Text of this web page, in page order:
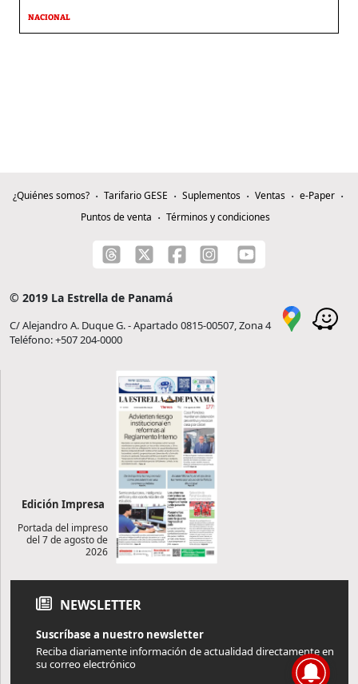
NACIONAL
¿Quiénes somos? Tarifario GESE Suplementos Ventas
e-Paper
Puntos de venta
Términos y condiciones
© 2019 La Estrella de Panamá
C/ Alejandro A. Duque G. - Apartado 0815-00507, Zona 4
Teléfono: +507 204-0000
Edición Impresa
Portada del impreso
del 7 de agosto de
2026
NEWSLETTER
Suscríbase a nuestro newsletter
Reciba diariamente información de actualidad directamente en
su correo electrónico